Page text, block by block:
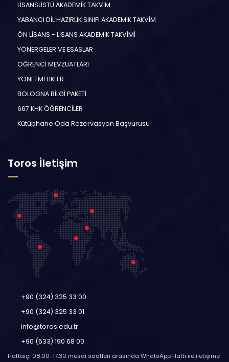
LİSANSÜSTÜ AKADEMİK TAKVİM
YABANCI DİL HAZIRLIK SINIFI AKADEMİK TAKVİM
ÖN LİSANS - LİSANS AKADEMİK TAKVİMİ
YÖNERGELER VE ESASLAR
ÖĞRENCİ MEVZUATLARI
YÖNETMELİKLER
BOLOGNA BİLGİ PAKETİ
667 KHK ÖĞRENCİLER
Kütüphane Oda Rezervasyon Başvurusu
Toros İletişim
+90 (324) 325 33 00
+90 (324) 325 33 01
info@toros.edu.tr
+90 (533) 190 68 00
Haftaiçi 08.00-17.30 mesai saatleri arasında WhatsApp Hattı ile iletişime